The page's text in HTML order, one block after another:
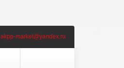
akpp-market@yandex.ru